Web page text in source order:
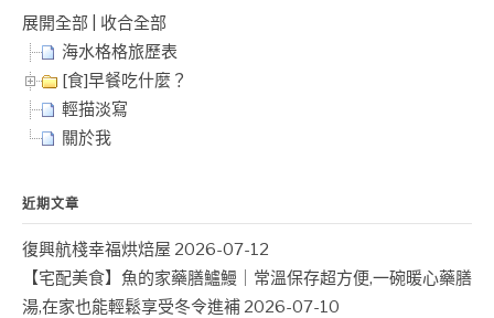
展開全部
收合全部
海水格格旅歷表
[食]早餐吃什麼？
輕描淡寫
關於我
近期文章
復興航棧幸福烘焙屋 2026-07-12
【宅配美食】魚的家藥膳鱸鰻｜常溫保存超方便,一碗暖心藥膳
湯,在家也能輕鬆享受冬令進補 2026-07-10